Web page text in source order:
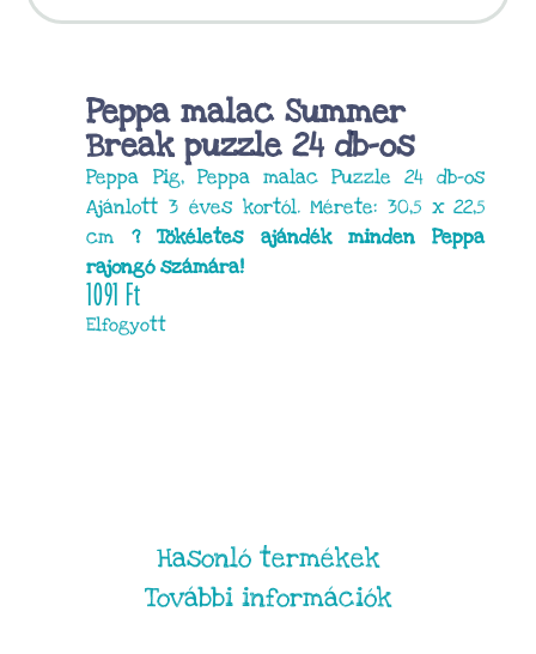
Peppa malac Summer
Break puzzle 24 db-os
Peppa Pig, Peppa malac Puzzle 24 db-os
Ajánlott 3 éves kortól. Mérete: 30,5 x 22,5
cm ? Tökéletes ajándék minden Peppa
rajongó számára!
1091 Ft
Elfogyott
Hasonló termékek
További információk